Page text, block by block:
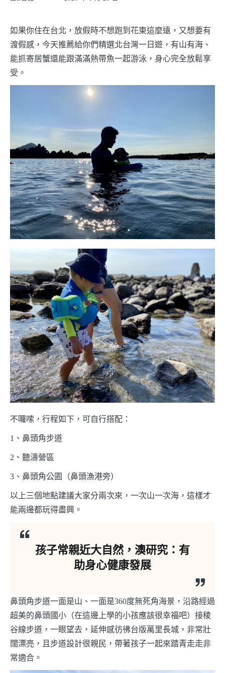
如果你住在台北，放假時不想跑到花東這麼遠，又想要有
渡假感，今天推薦給你們精選北台灣一日遊，有山有海、
能抓寄居蟹還能跟滿滿熱帶魚一起游泳，身心完全放鬆享
受。
不囉嗦，行程如下，可自行搭配：
1、鼻頭角步道
2、聽濤營區
3、鼻頭角公園（鼻頭漁港旁）
以上三個地點建議大家分兩次來，一次山一次海，這樣才
能兩邊都玩得盡興。
孩子常親近大自然，澳研究：有
助身心健康發展
鼻頭角步道一面是山、一面是360度無死角海景，沿路經過
超美的鼻頭國小（在這邊上學的小孩應該很幸福吧）接稜
谷線步道，一眼望去，延伸感彷彿台版萬里長城，非常壯
闊漂亮，且步道設計很親民，帶著孩子一起來踏青走走非
常適合。